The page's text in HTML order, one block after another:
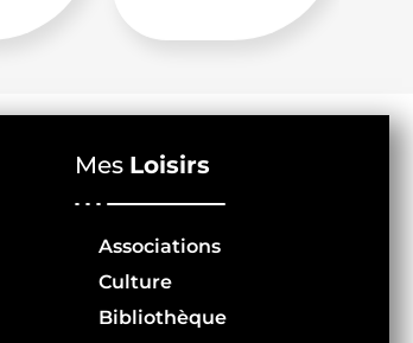
Mes Loisirs
Associations
Culture
Bibliothèque